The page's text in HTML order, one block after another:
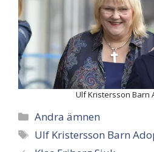
Ulf Kristersson Barn
Categories
Andra ämnen
Tags
Ulf Kristersson Barn